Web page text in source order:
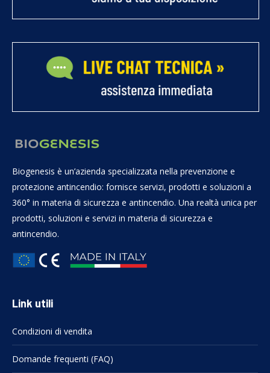
Biogenesis è un’azienda specializzata nella prevenzione e
protezione antincendio: fornisce servizi, prodotti e soluzioni a
360° in materia di sicurezza e antincendio. Una realtà unica per
prodotti, soluzioni e servizi in materia di sicurezza e
antincendio.
Link utili
Condizioni di vendita
Domande frequenti (FAQ)